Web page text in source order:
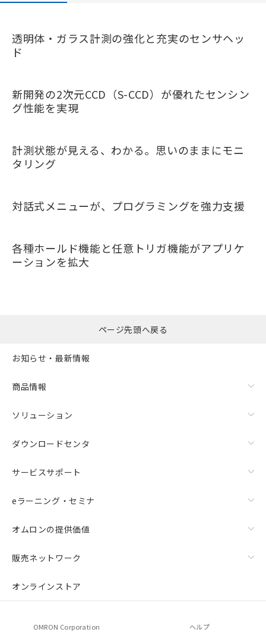
透明体・ガラス計測の強化と充実のセンサヘッ
ド
新開発の2次元CCD（S-CCD）が優れたセンシン
グ性能を実現
計測状態が見える、わかる。思いのままにモニ
タリング
対話式メニューが、プログラミングを強力支援
各種ホールド機能と任意トリガ機能がアプリケ
ーションを拡大
ページ先頭へ戻る
お知らせ・最新情報
商品情報
ソリューション
ダウンロードセンタ
サービスサポート
eラーニング・セミナ
オムロンの提供価値
販売ネットワーク
オンラインストア
OMRON Corporation ヘルプ